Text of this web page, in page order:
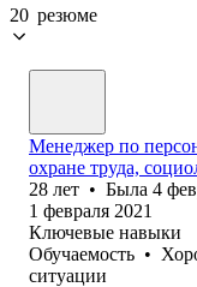
20 резюме
Менеджер по
охране труда,
28 лет • Была 4
1 февраля 2021
Ключевые навыки
Обучаемость •
ситуации